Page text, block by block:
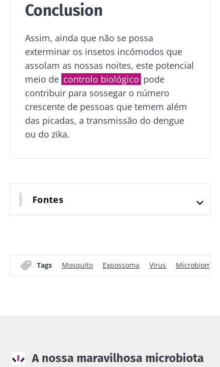
Conclusion
Assim, ainda que não se possa
exterminar os insetos incómodos que
assolam as nossas noites, este potencial
meio de controlo biológico pode
contribuir para sossegar o número
crescente de pessoas que temem além
das picadas, a transmissão do dengue
ou do zika.
Fontes
Tags Mosquito Expossoma Virus Microbioma
A nossa maravilhosa microbiota
Descubra mais
para a...
Descubra
mais